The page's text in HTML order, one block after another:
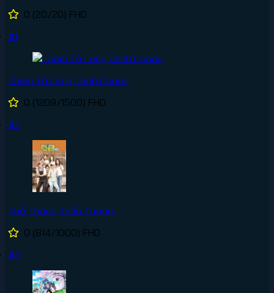
0 (20/20) FHD
#1
Thám Tử Lừng Danh Conan
0 (1209/1500) FHD
#2
Thử Thách Thần Tượng
0 (814/1000) FHD
#3